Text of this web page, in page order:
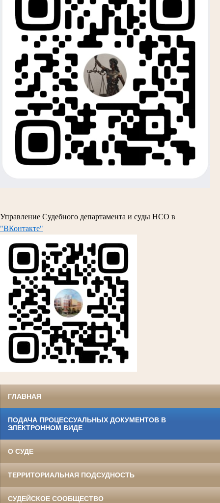
Управление Судебного департамента и суды НСО в
"ВКонтакте"
ГЛАВНАЯ
ПОДАЧА ПРОЦЕССУАЛЬНЫХ ДОКУМЕНТОВ В
ЭЛЕКТРОННОМ ВИДЕ
О СУДЕ
ТЕРРИТОРИАЛЬНАЯ ПОДСУДНОСТЬ
СУДЕЙСКОЕ СООБЩЕСТВО